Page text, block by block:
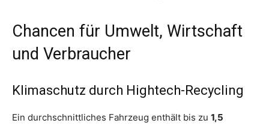
Chancen für Umwelt, Wirtschaft
und Verbraucher
Klimaschutz durch Hightech-Recycling
Ein durchschnittliches Fahrzeug enthält bis zu 1,5